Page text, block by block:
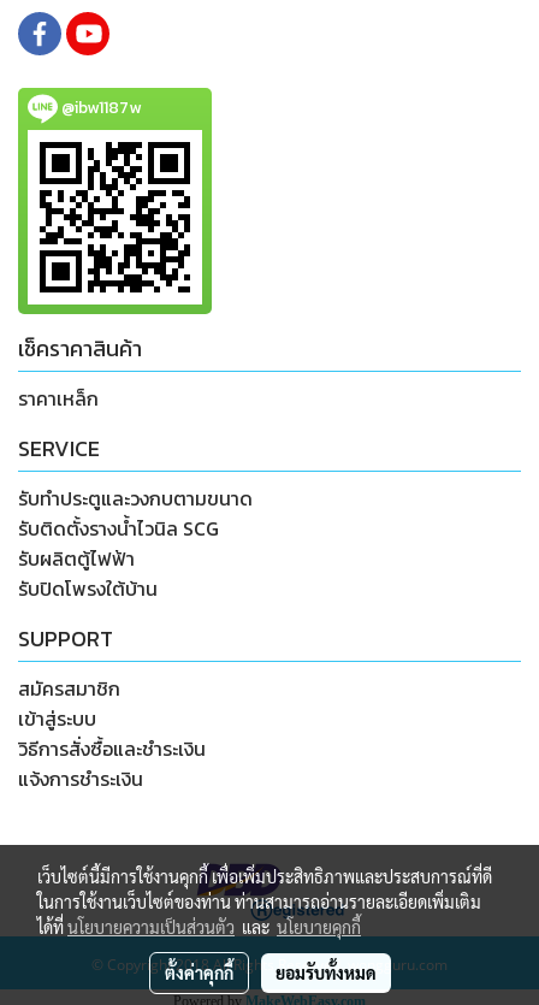
@ibw1187w
เช็คราคาสินค้า
ราคาเหล็ก
SERVICE
รับทำประตูและวงกบตามขนาด
รับติดตั้งรางน้ำไวนิล SCG
รับผลิตตู้ไฟฟ้า
รับปิดโพรงใต้บ้าน
SUPPORT
สมัครสมาชิก
เข้าสู่ระบบ
วิธีการสั่งซื้อและชำระเงิน
แจ้งการชำระเงิน
© Copyright 2018 All Rights Reserved. wongguru.com
Powered by MakeWebEasy.com
เว็บไซต์นี้มีการใช้งานคุกกี้ เพื่อเพิ่มประสิทธิภาพและประสบการณ์ที่ดี
ในการใช้งานเว็บไซต์ของท่าน ท่านสามารถอ่านรายละเอียดเพิ่มเติม
ได้ที่นโยบายความเป็นส่วนตัว และ นโยบายคุกกี้
ตั้งค่าคุกกี้ ยอมรับทั้งหมด